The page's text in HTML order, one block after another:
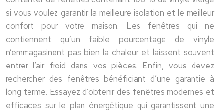
si vous voulez garantir la meilleure isolation et le meilleur
confort pour votre maison. Les fenêtres qui ne
contiennent qu’un faible pourcentage de vinyle
n’emmagasinent pas bien la chaleur et laissent souvent
entrer l’air froid dans vos pièces. Enfin, vous devez
rechercher des fenêtres bénéficiant d’une garantie à
long terme. Essayez d’obtenir des fenêtres modernes et
efficaces sur le plan énergétique qui garantissent une